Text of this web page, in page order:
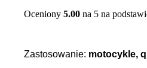
Oceniony 5.00 na 5 na
Zastosowanie: motocykle,